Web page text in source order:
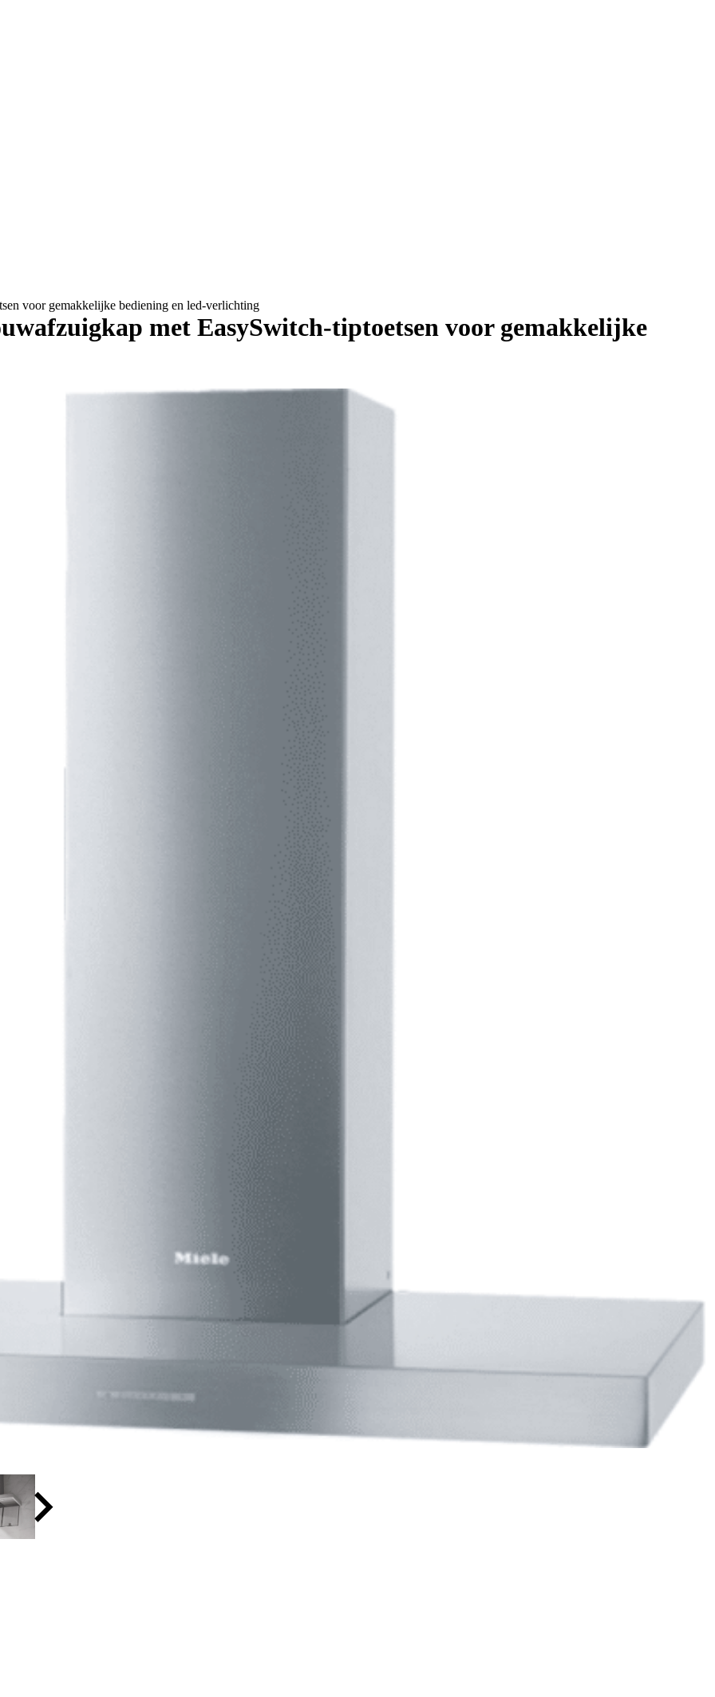
voor gemakkelijke bediening en led-verlichting
met EasySwitch-tiptoetsen voor gemakkelijke